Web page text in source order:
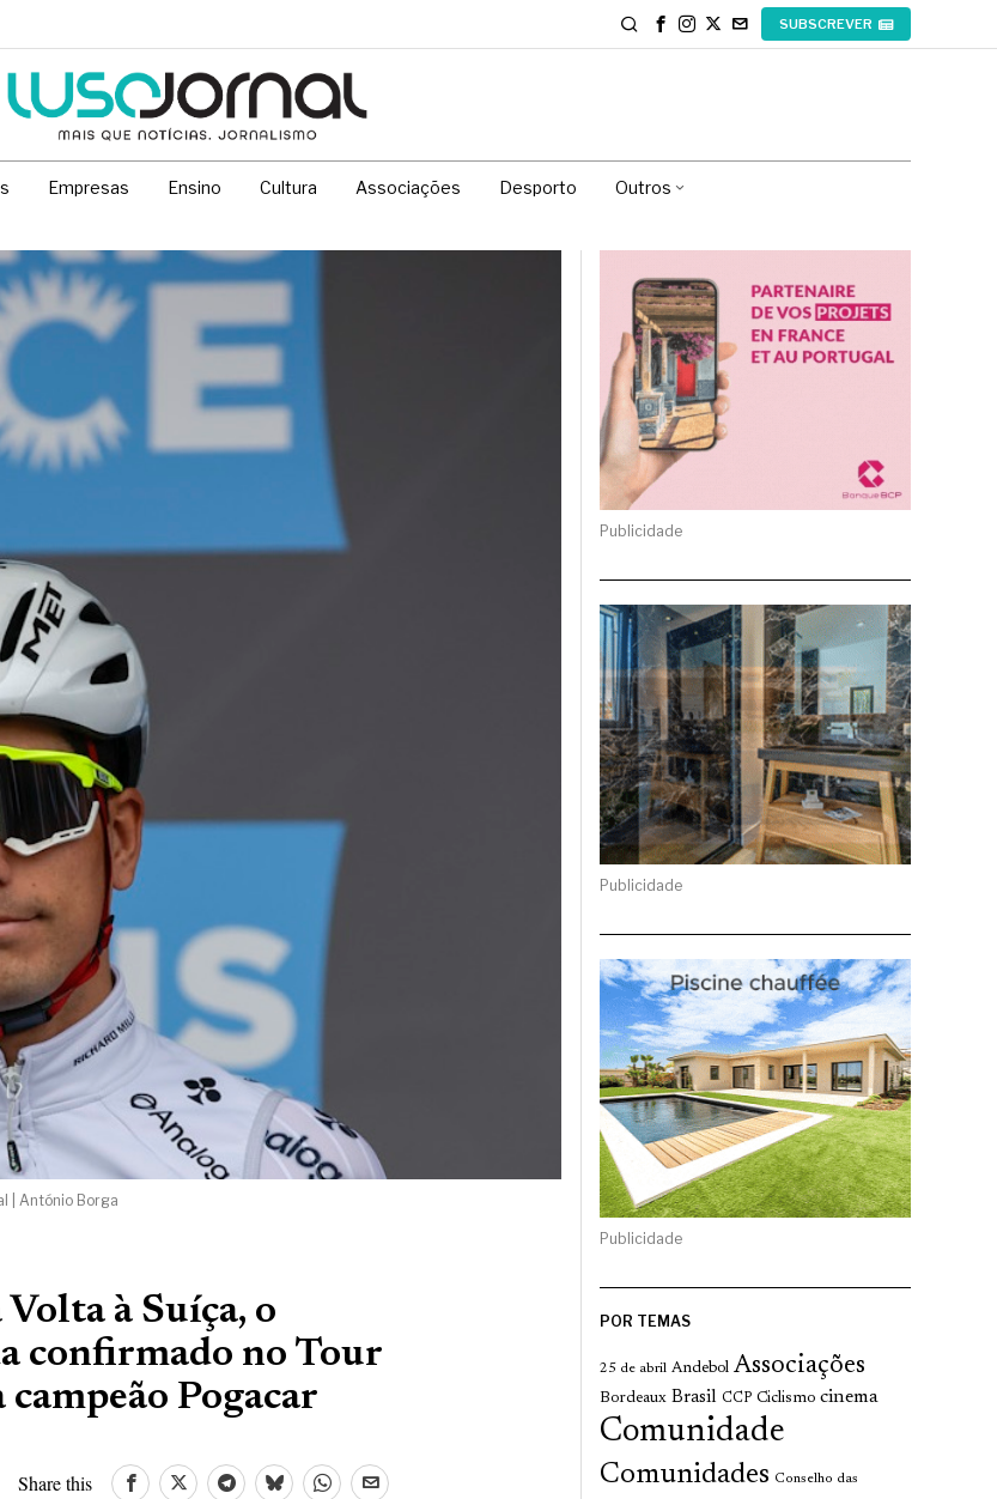
SUBSCREVER
Empresas Ensino Cultura Associações Desporto Outros
| António Borga
à Suíça, o
confirmado no Tour
Pogacar
Share this
Publicidade
Publicidade
Publicidade
POR TEMAS
25 de abril Andebol Associações
Bordeaux Brasil CCP Ciclismo cinema
Comunidade
Comunidades Conselho das